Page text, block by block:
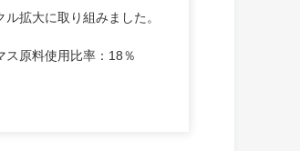
拡大に取り組みました。
ス原料使用比率：18％